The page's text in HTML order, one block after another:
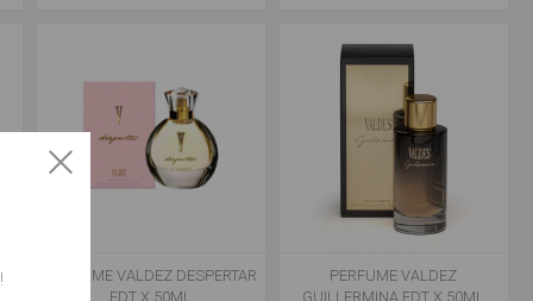
PERFUME VALDEZ DESPERTAR
EDT X 50ML
PERFUME VALDEZ
GUILLERMINA EDT X 50ML